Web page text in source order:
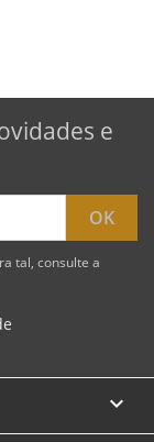
e
tal, consulte a
